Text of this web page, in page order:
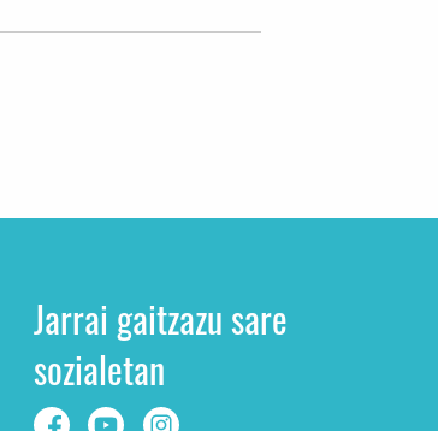
Jarrai gaitzazu sare
sozialetan